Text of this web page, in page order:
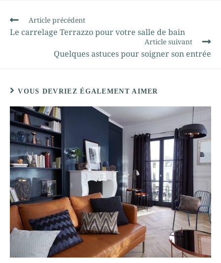
Article précédent
Le carrelage Terrazzo pour votre salle de bain
Article suivant
Quelques astuces pour soigner son entrée
VOUS DEVRIEZ ÉGALEMENT AIMER